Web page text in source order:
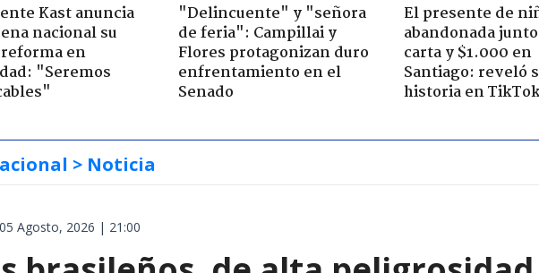
Kast anuncia
nacional su
en
"Seremos
"Delincuente" y "señora
de feria": Campillai y
Flores protagonizan duro
enfrentamiento en el
Senado
El presente de
abandonada
carta y $1.000 en
Santiago: reveló
historia en
> Noticia
Agosto, 2026 | 21:00